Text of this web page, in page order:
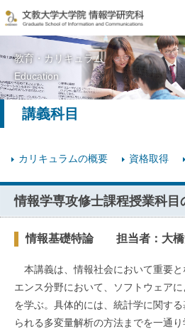
教育・カリキュラム
Education
講義科目
カリキュラムの概要 資格取得
情報学専攻修士課程授業科目
情報基礎特論 担当者：大橋
本講義は、情報社会において重要と
エンス分野において、ソフトウェア
を学ぶ。具体的には、統計学に関す
られる多変量解析の方法までを一通